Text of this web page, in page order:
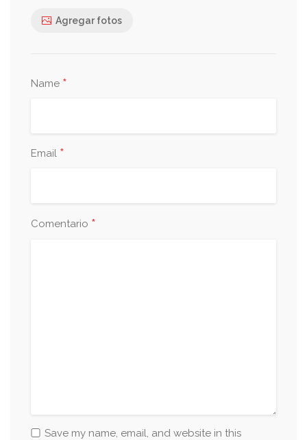
Agregar fotos
Name *
Email *
Comentario *
Save my name, email, and website in this